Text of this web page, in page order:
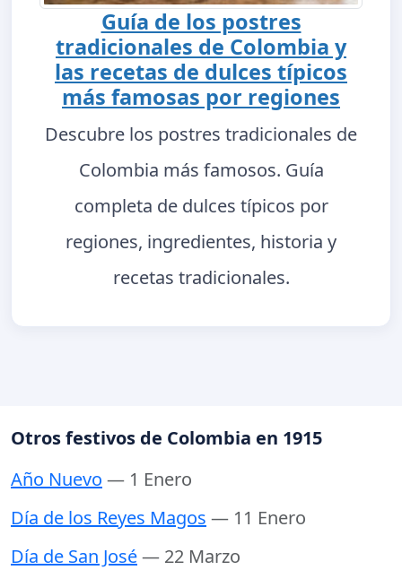
Guía de los postres
tradicionales de Colombia y
las recetas de dulces típicos
más famosas por regiones
Descubre los postres tradicionales de
Colombia más famosos. Guía
completa de dulces típicos por
regiones, ingredientes, historia y
recetas tradicionales.
Otros festivos de Colombia en 1915
Año Nuevo — 1 Enero
Día de los Reyes Magos — 11 Enero
Día de San José— 22 Marzo